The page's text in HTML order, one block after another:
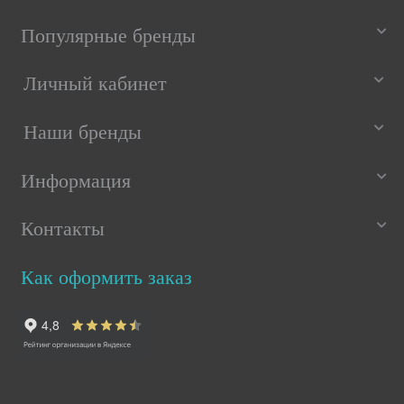
Популярные бренды
Личный кабинет
Наши бренды
Информация
Контакты
Как оформить заказ